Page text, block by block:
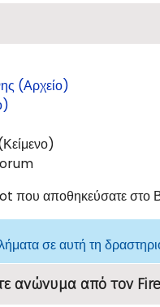
(Αρχείο)
που αποθηκεύσατε στο
σε αυτή τη
ανώνυμα από τον